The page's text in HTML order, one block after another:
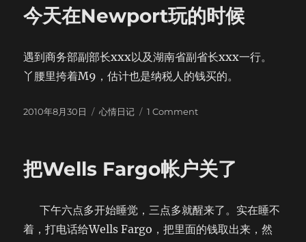
今天在Newport玩的时候
遇到商务部副部长xxx以及湖南省副省长xxx一行。
丫腰里挎着M9，估计也是纳税人的钱买的。
Posted
2010年8月30日 Categories
心情日记 1 Commenton
Newport
时
候
把Wells Fargo帐户关了
下午六点多开始睡觉，三点多就醒来了。实在睡不
着，打电话给Wells Fargo，把里面的钱取出来，然